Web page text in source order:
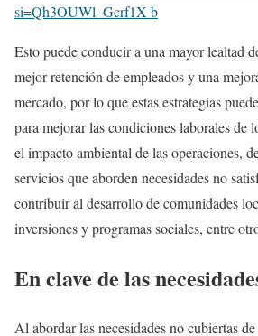
si=Qh3OUWl_Gcrf1X-b
Esto puede conducir a una mayor lealtad
mejor retención de empleados y una
mercado, por lo que estas estrategias
para mejorar las condiciones laborales de
el impacto ambiental de las operaciones,
servicios que aborden necesidades no
contribuir al desarrollo de comunidades
inversiones y programas sociales, entre
En clave de las
Al abordar las necesidades no cubiertas